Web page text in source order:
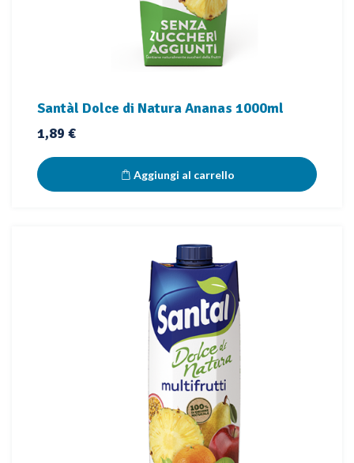
Santàl Dolce di Natura Ananas 1000ml
Prezzo
1,89 €
Aggiungi al carrello